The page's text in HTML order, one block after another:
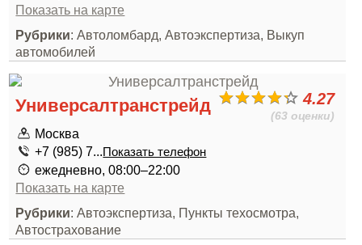
Показать на карте
Рубрики: Автоломбард, Автоэкспертиза, Выкуп
автомобилей
4.27
(63 оценки)
Универсалтранстрейд
Москва
+7 (985) 7...Показать телефон
ежедневно, 08:00–22:00
Показать на карте
Рубрики: Автоэкспертиза, Пункты техосмотра,
Автострахование